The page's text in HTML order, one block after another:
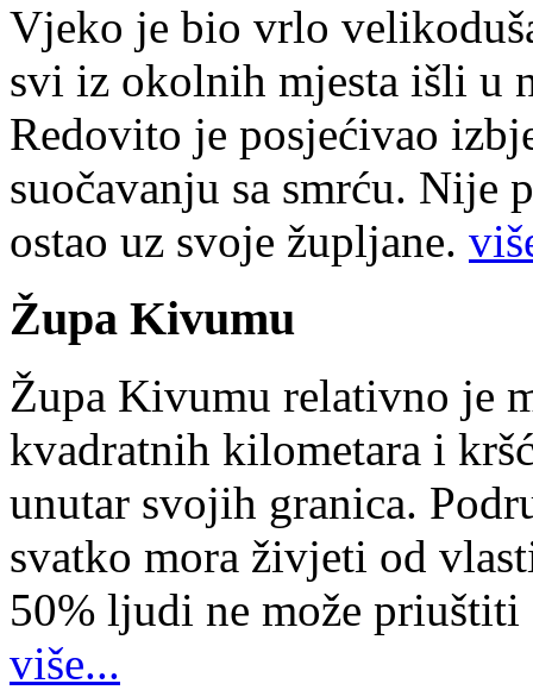
Vjeko je bio vrlo
svi iz okolnih mjesta išli u
Redovito je posjećivao
suočavanju sa smrću. Nije
ostao uz svoje župljane.
Župa Kivumu
Župa Kivumu relativno je
kvadratnih kilometara i
unutar svojih granica.
svatko mora živjeti od
50% ljudi ne može
više...